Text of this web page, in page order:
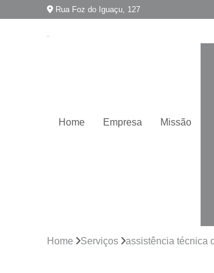
Rua Foz do Iguaçu, 127
Home Empresa Missão
Home Serviços assistência técnica